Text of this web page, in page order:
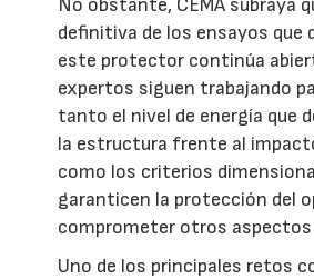
definitiva de los ensayos que
este protector continúa
expertos siguen trabajando
tanto el nivel de energía que
la estructura frente al
como los criterios
garanticen la protección del
comprometer otros aspectos
Uno de los principales retos